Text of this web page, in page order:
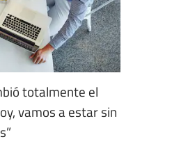
totalmente el
vamos a estar sin